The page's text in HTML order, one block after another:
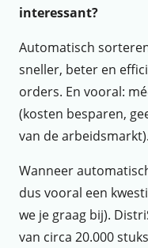
interessant?
Automatisch
sneller, beter en
orders. En vooral:
(kosten besparen,
van de arbeidsmarkt).
Wanneer
dus vooral een
we je graag bij).
van circa 20.000